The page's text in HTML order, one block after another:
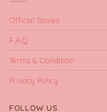
Official Stores
F.A.Q
Terms & Condition
Privacy Policy
FOLLOW US